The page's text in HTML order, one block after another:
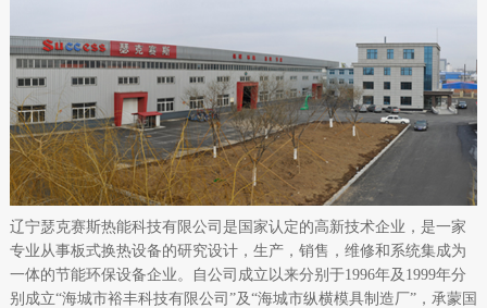
辽宁瑟克赛斯热能科技有限公司是国家认定的高新技术企业，是一家
专业从事板式换热设备的研究设计，生产，销售，维修和系统集成为
一体的节能环保设备企业。自公司成立以来分别于1996年及1999年分
别成立“海城市裕丰科技有限公司”及“海城市纵横模具制造厂”，承蒙国